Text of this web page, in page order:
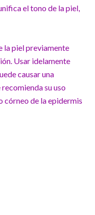
el tono de la piel,
la piel previamente
Usar idelamente
causar una
su uso
córneo de la epidermis